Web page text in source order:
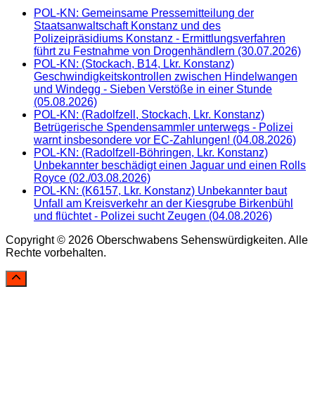
POL-KN: Gemeinsame Pressemitteilung der
Staatsanwaltschaft Konstanz und des
Polizeipräsidiums Konstanz - Ermittlungsverfahren
führt zu Festnahme von Drogenhändlern (30.07.2026)
POL-KN: (Stockach, B14, Lkr. Konstanz)
Geschwindigkeitskontrollen zwischen Hindelwangen
und Windegg - Sieben Verstöße in einer Stunde
(05.08.2026)
POL-KN: (Radolfzell, Stockach, Lkr. Konstanz)
Betrügerische Spendensammler unterwegs - Polizei
warnt insbesondere vor EC-Zahlungen! (04.08.2026)
POL-KN: (Radolfzell-Böhringen, Lkr. Konstanz)
Unbekannter beschädigt einen Jaguar und einen Rolls
Royce (02./03.08.2026)
POL-KN: (K6157, Lkr. Konstanz) Unbekannter baut
Unfall am Kreisverkehr an der Kiesgrube Birkenbühl
und flüchtet - Polizei sucht Zeugen (04.08.2026)
Copyright © 2026 Oberschwabens Sehenswürdigkeiten. Alle
Rechte vorbehalten.